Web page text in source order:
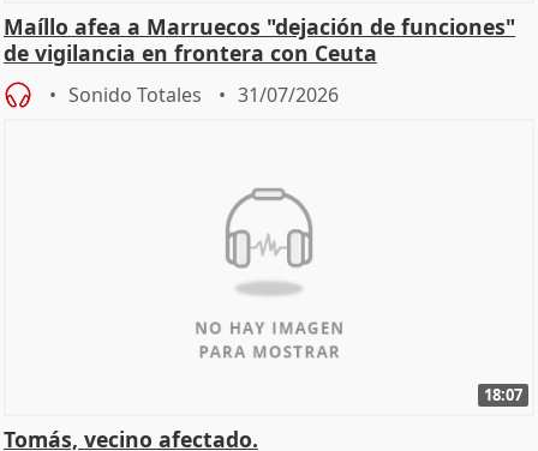
Maíllo afea a Marruecos "dejación de funciones"
de vigilancia en frontera con Ceuta
Sonido Totales 31/07/2026
18:07
Tomás, vecino afectado.